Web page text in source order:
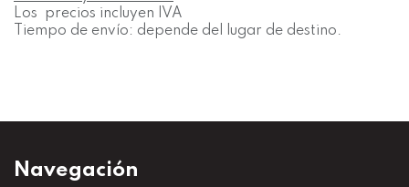
Los precios incluyen IVA
Tiempo de envío: depende del lugar de destino.
Navegación